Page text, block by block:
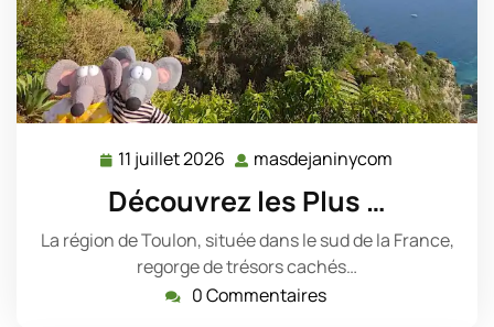
11 juillet 2026 11
juillet
2026
masdejaninycom
Découvrez les Plus …
La région de Toulon, située dans le sud de la France,
regorge de trésors cachés…
0 Commentaires